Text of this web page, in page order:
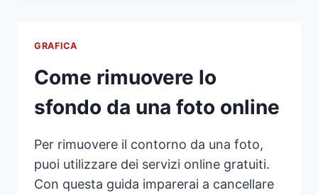
FOTO
GRAFICA
Come rimuovere lo
sfondo da una foto online
Per rimuovere il contorno da una foto,
puoi utilizzare dei servizi online gratuiti.
Con questa guida imparerai a cancellare